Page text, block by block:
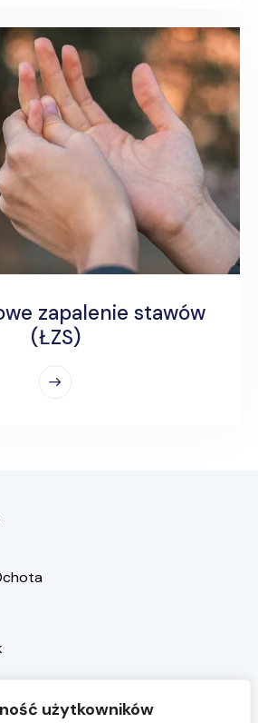
użytkowników
zapalenie stawów
(ŁZS)
medicus.pl